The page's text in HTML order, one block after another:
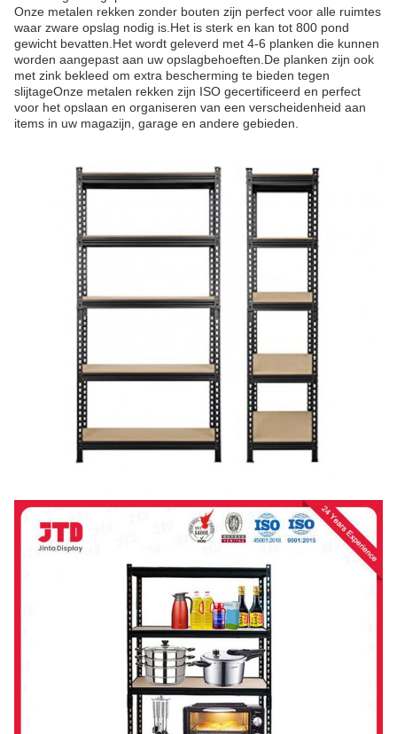
Onze metalen rekken zonder bouten zijn perfect voor alle ruimtes
waar zware opslag nodig is.Het is sterk en kan tot 800 pond
gewicht bevatten.Het wordt geleverd met 4-6 planken die kunnen
worden aangepast aan uw opslagbehoeften.De planken zijn ook
met zink bekleed om extra bescherming te bieden tegen
slijtageOnze metalen rekken zijn ISO gecertificeerd en perfect
voor het opslaan en organiseren van een verscheidenheid aan
items in uw magazijn, garage en andere gebieden.